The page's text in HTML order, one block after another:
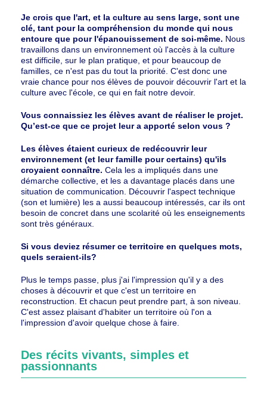
Je crois que l'art, et la culture au sens large, sont une
clé, tant pour la compréhension du monde qui nous
entoure que pour l'épanouissement de soi-même. Nous
travaillons dans un environnement où l'accès à la culture
est difficile, sur le plan pratique, et pour beaucoup de
familles, ce n'est pas du tout la priorité. C'est donc une
vraie chance pour nos élèves de pouvoir découvrir l'art et la
culture avec l'école, ce qui en fait notre devoir.
Vous connaissiez les élèves avant de réaliser le projet.
Qu’est-ce que ce projet leur a apporté selon vous ?
Les élèves étaient curieux de redécouvrir leur
environnement (et leur famille pour certains) qu'ils
croyaient connaître. Cela les a impliqués dans une
démarche collective, et les a davantage placés dans une
situation de communication. Découvrir l'aspect technique
(son et lumière) les a aussi beaucoup intéressés, car ils ont
besoin de concret dans une scolarité où les enseignements
sont très généraux.
Si vous deviez résumer ce territoire en quelques mots,
quels seraient-ils?
Plus le temps passe, plus j'ai l'impression qu'il y a des
choses à découvrir et que c'est un territoire en
reconstruction. Et chacun peut prendre part, à son niveau.
C'est assez plaisant d'habiter un territoire où l'on a
l'impression d'avoir quelque chose à faire.
Des récits vivants, simples et
passionnants